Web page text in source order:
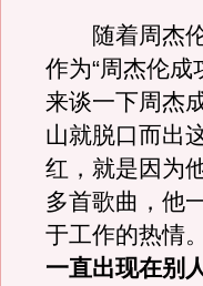
随着周杰伦
作为“周杰伦
来谈一下周杰
山就脱口而出
红，就是因为
多首歌曲，他
于工作的热情。
一直出现在别